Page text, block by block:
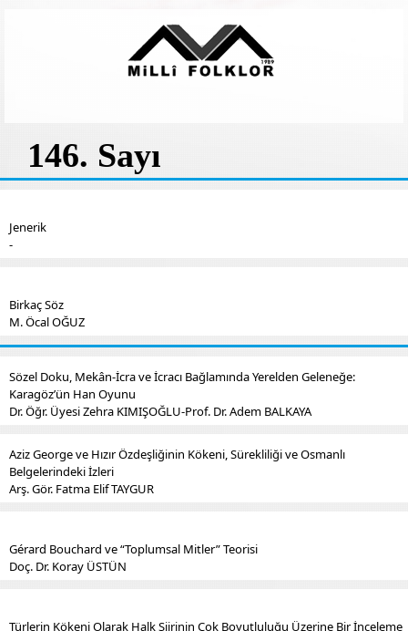
146. Sayı
Jenerik
-
Birkaç Söz
M. Öcal OĞUZ
Sözel Doku, Mekân-İcra ve İcracı Bağlamında Yerelden Geleneğe:
Karagöz’ün Han Oyunu
Dr. Öğr. Üyesi Zehra KIMIŞOĞLU-Prof. Dr. Adem BALKAYA
Aziz George ve Hızır Özdeşliğinin Kökeni, Sürekliliği ve Osmanlı
Belgelerindeki İzleri
Arş. Gör. Fatma Elif TAYGUR
Gérard Bouchard ve “Toplumsal Mitler” Teorisi
Doç. Dr. Koray ÜSTÜN
Türlerin Kökeni Olarak Halk Şiirinin Çok Boyutluluğu Üzerine Bir İnceleme